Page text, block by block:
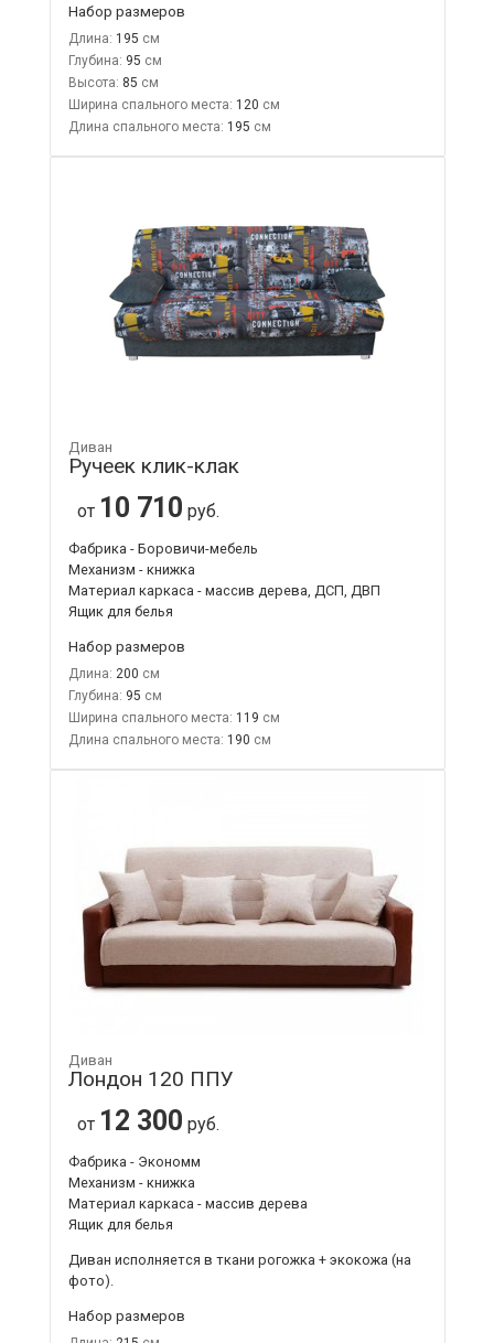
Набор размеров
Длина: 195
Глубина: 95
Высота: 85
Ширина спального места: 120
Длина спального места: 195
Диван
Ручеек клик-клак
от 10 710 руб.
Фабрика - Боровичи-мебель
Механизм - книжка
Материал каркаса - массив дерева, ДСП, ДВП
Ящик для белья
Набор размеров
Длина: 200
Глубина: 95
Ширина спального места: 119
Длина спального места: 190
Диван
Лондон 120 ППУ
от 12 300 руб.
Фабрика - Экономм
Механизм - книжка
Материал каркаса - массив дерева
Ящик для белья
Диван исполняется в ткани рогожка + экокожа (на
фото).
Набор размеров